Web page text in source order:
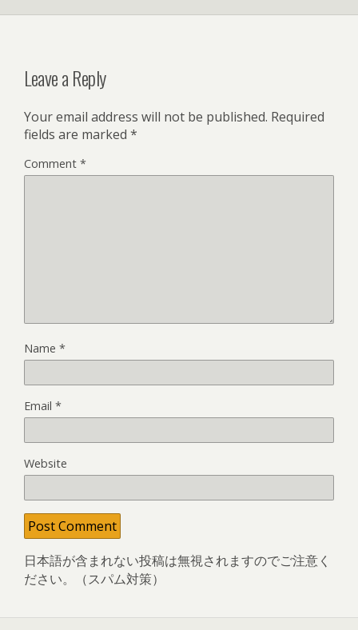
Leave a Reply
Your email address will not be published. Required
fields are marked *
Comment *
Name *
Email *
Website
日本語が含まれない投稿は無視されますのでご注意く
ださい。（スパム対策）